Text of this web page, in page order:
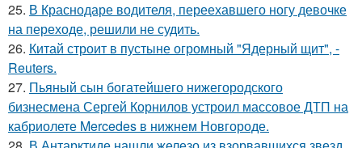
25. В Краснодаре водителя, переехавшего ногу девочке
на переходе, решили не судить.
26. Китай строит в пустыне огромный "Ядерный щит", -
Reuters.
27. Пьяный сын богатейшего нижегородского
бизнесмена Сергей Корнилов устроил массовое ДТП на
кабриолете Mercedes в нижнем Новгороде.